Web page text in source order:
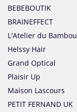
BEBEBOUTIK
BRAINEFFECT
L'Atelier du Bambou
Helssy Hair
Grand Optical
Plaisir Up
Maison Lascours
PETIT FERNAND UK